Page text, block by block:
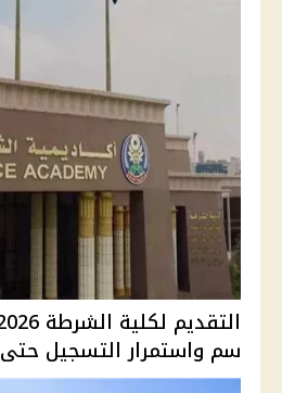
سم واستمرار التسجيل حتى 27 أغس...